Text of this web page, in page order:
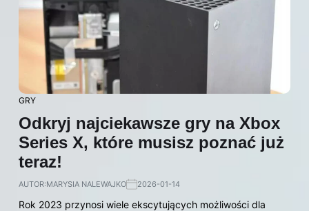
GRY
Odkryj najciekawsze gry na Xbox
Series X, które musisz poznać już
teraz!
AUTOR:MARYSIA NALEWAJKO 2026-01-14
Rok 2023 przynosi wiele ekscytujących możliwości dla